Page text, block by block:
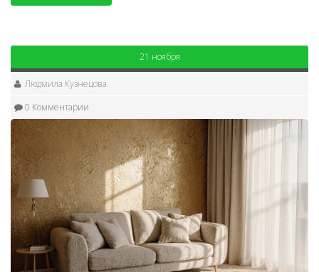
21 ноября
Людмила Кузнецова
0 Комментарии